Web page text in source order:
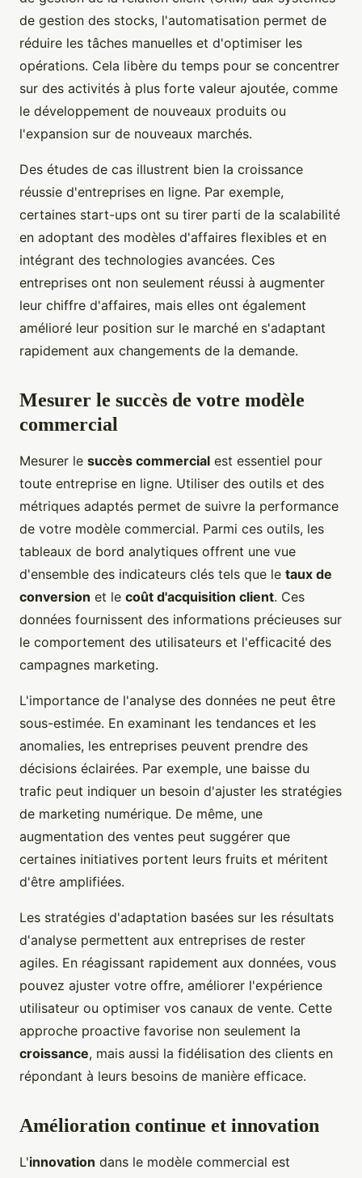
de gestion des stocks, l'automatisation permet de
réduire les tâches manuelles et d'optimiser les
opérations. Cela libère du temps pour se concentrer
sur des activités à plus forte valeur ajoutée, comme
le développement de nouveaux produits ou
l'expansion sur de nouveaux marchés.
Des études de cas illustrent bien la croissance
réussie d'entreprises en ligne. Par exemple,
certaines start-ups ont su tirer parti de la scalabilité
en adoptant des modèles d'affaires flexibles et en
intégrant des technologies avancées. Ces
entreprises ont non seulement réussi à augmenter
leur chiffre d'affaires, mais elles ont également
amélioré leur position sur le marché en s'adaptant
rapidement aux changements de la demande.
Mesurer le succès de votre modèle
commercial
Mesurer le succès commercial est essentiel pour
toute entreprise en ligne. Utiliser des outils et des
métriques adaptés permet de suivre la performance
de votre modèle commercial. Parmi ces outils, les
tableaux de bord analytiques offrent une vue
d'ensemble des indicateurs clés tels que le taux de
conversion et le coût d'acquisition client. Ces
données fournissent des informations précieuses sur
le comportement des utilisateurs et l'efficacité des
campagnes marketing.
L'importance de l'analyse des données ne peut être
sous-estimée. En examinant les tendances et les
anomalies, les entreprises peuvent prendre des
décisions éclairées. Par exemple, une baisse du
trafic peut indiquer un besoin d'ajuster les stratégies
de marketing numérique. De même, une
augmentation des ventes peut suggérer que
certaines initiatives portent leurs fruits et méritent
d'être amplifiées.
Les stratégies d'adaptation basées sur les résultats
d'analyse permettent aux entreprises de rester
agiles. En réagissant rapidement aux données, vous
pouvez ajuster votre offre, améliorer l'expérience
utilisateur ou optimiser vos canaux de vente. Cette
approche proactive favorise non seulement la
croissance, mais aussi la fidélisation des clients en
répondant à leurs besoins de manière efficace.
Amélioration continue et innovation
L'innovation dans le modèle commercial est